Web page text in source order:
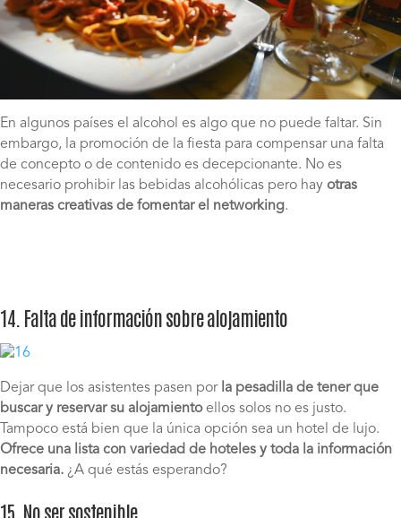
En algunos países el alcohol es algo que no puede faltar. Sin
embargo, la promoción de la fiesta para compensar una falta
de concepto o de contenido es decepcionante. No es
necesario prohibir las bebidas alcohólicas pero hay otras
maneras creativas de fomentar el networking.
14. Falta de información sobre alojamiento
Dejar que los asistentes pasen por la pesadilla de tener que
buscar y reservar su alojamientoellos solos no es justo.
Tampoco está bien que la única opción sea un hotel de lujo.
Ofrece una lista con variedad de hoteles y toda la información
necesaria. ¿A qué estás esperando?
15. No ser sostenible